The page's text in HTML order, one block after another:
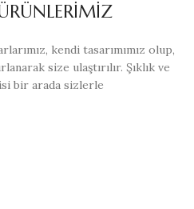
kendi tasarımımız olup,
size ulaştırılır. Şıklık ve
bir arada sizlerle